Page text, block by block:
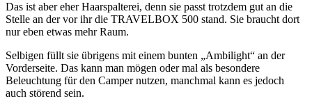
Das ist aber eher Haarspalterei, denn sie passt trotzdem gut an die
Stelle an der vor ihr die TRAVELBOX 500 stand. Sie braucht dort
nur eben etwas mehr Raum.
Selbigen füllt sie übrigens mit einem bunten „Ambilight“ an der
Vorderseite. Das kann man mögen oder mal als besondere
Beleuchtung für den Camper nutzen, manchmal kann es jedoch
auch störend sein.